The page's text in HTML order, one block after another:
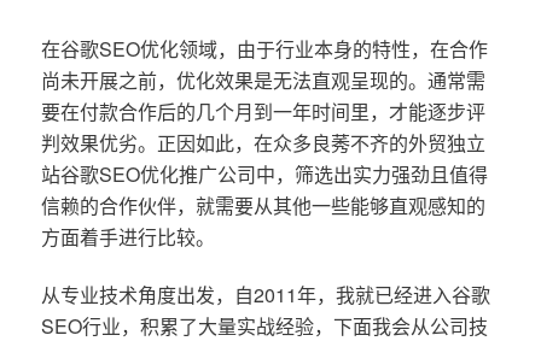
在谷歌SEO优化领域，由于行业本身的特性，在合作
尚未开展之前，优化效果是无法直观呈现的。通常需
要在付款合作后的几个月到一年时间里，才能逐步评
判效果优劣。正因如此，在众多良莠不齐的外贸独立
站谷歌SEO优化推广公司中，筛选出实力强劲且值得
信赖的合作伙伴，就需要从其他一些能够直观感知的
方面着手进行比较。
从专业技术角度出发，自2011年，我就已经进入谷歌
SEO行业，积累了大量实战经验，下面我会从公司技